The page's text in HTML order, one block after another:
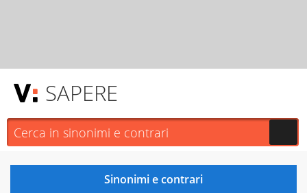
SAPERE